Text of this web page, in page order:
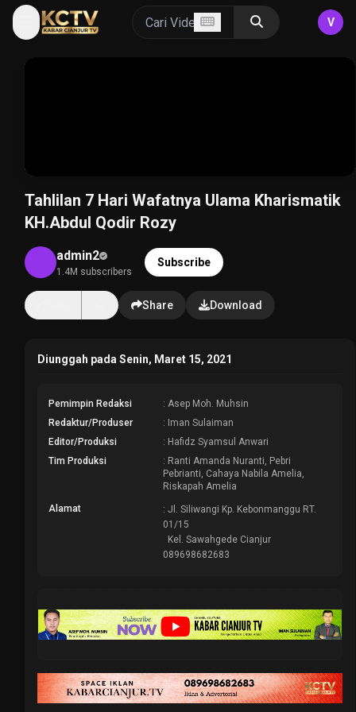
V
Tahlilan 7 Hari Wafatnya Ulama Kharismatik
KH.Abdul Qodir Rozy
admin2
1.4M subscribers
Subscribe
Share Download
Diunggah pada Senin, Maret 15, 2021
Pemimpin Redaksi
: Asep Moh. Muhsin
Redaktur/Produser
: Iman Sulaiman
Editor/Produksi
: Hafidz Syamsul Anwari
Tim Produksi
: Ranti Amanda Nuranti, Pebri
Pebrianti, Cahaya Nabila Amelia,
Riskapah Amelia
Alamat
: Jl. Siliwangi Kp. Kebonmanggu RT.
01/15
Kel. Sawahgede Cianjur
089698682683